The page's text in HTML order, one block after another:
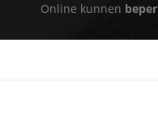
Online kunnen
behandelingen die
gemaakt worden.